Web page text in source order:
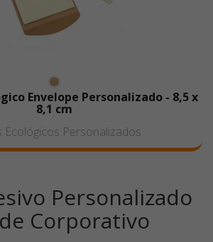
Envelope Personalizado - 8,5 x
8,1 cm
Ecológicos Personalizados
Personalizado
Corporativo